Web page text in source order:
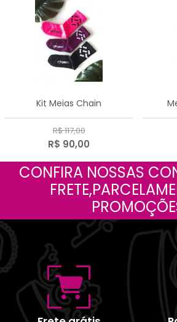
Kit Meias Chain
R$ 117,00
R$ 90,00
CONFIRA NOSSAS